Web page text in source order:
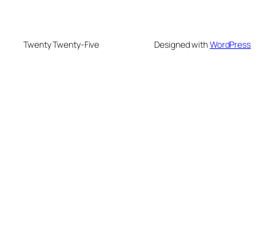
Twenty Twenty-Five Designed withWordPress